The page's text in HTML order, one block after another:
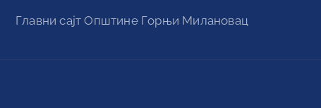
Главни сајт Oпштине Горњи Милановац